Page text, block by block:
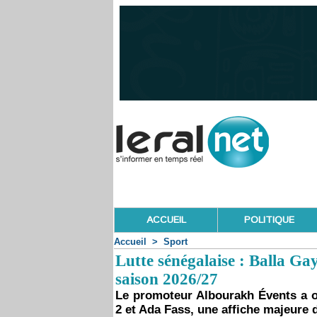
ACCUEIL POLITIQUE
Accueil > Sport
Lutte sénégalaise : Balla
saison 2026/27
Le promoteur Albourakh Évents a
2 et Ada Fass, une affiche majeure